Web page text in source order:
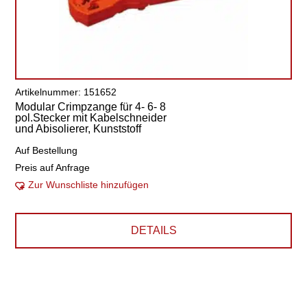
Artikelnummer: 151652
Modular Crimpzange für 4- 6- 8
pol.Stecker mit Kabelschneider
und Abisolierer, Kunststoff
Auf Bestellung
Preis auf Anfrage
Zur Wunschliste hinzufügen
DETAILS